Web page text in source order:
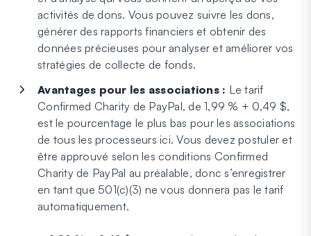
activités de dons. Vous pouvez suivre les dons,
générer des rapports financiers et obtenir des
données précieuses pour analyser et améliorer vos
stratégies de collecte de fonds.
Avantages pour les associations : Le tarif
Confirmed Charity de PayPal, de 1,99 % + 0,49 $,
est le pourcentage le plus bas pour les associations
de tous les processeurs ici. Vous devez postuler et
être approuvé selon les conditions Confirmed
Charity de PayPal au préalable, donc s’enregistrer
en tant que 501(c)(3) ne vous donnera pas le tarif
automatiquement.